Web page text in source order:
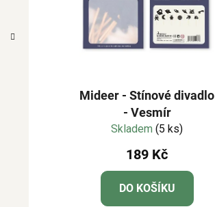
Mideer - Stínové divadlo
- Vesmír
Skladem(5 ks)
189 Kč
DO KOŠÍKU